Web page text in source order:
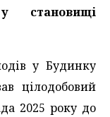
становищі
у Будинку
цілодобовий
2025 року до